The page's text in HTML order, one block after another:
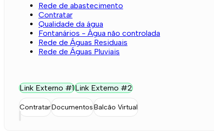
Rede de abastecimento
Contratar
Qualidade da água
Fontanários - Água não controlada
Rede de Águas Residuais
Rede de Águas Pluviais
Link Externo #1Link Externo #2
ContratarDocumentosBalcão Virtual